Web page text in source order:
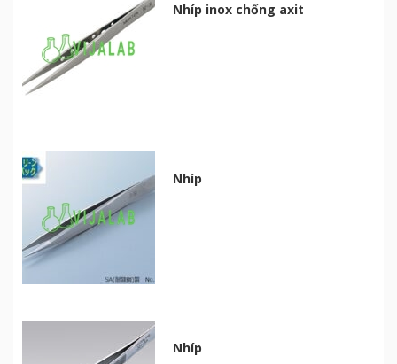
Nhíp inox chống axit
Nhíp
Nhíp